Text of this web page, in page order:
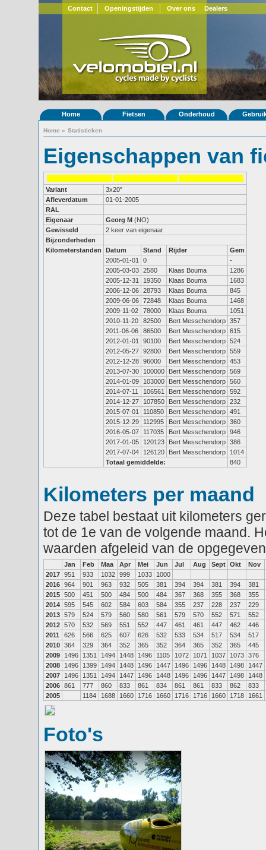
Contact Openingstijden Over ons Dealers
Home Fietsen Onderhoud
Home » Statistieken
Eigenschappen van
Variant
3x20"
Afleverdatum
01-01-2005
RAL
Eigenaar
Georg M (NO)
Gewisseld
2 keer van eigenaar
Bijzonderheden
Kilometerstanden
Datum Stand Rijder
Gem
2005-01-01
0
-
2005-03-03 2580 Klaas Bouma
1286
2005-12-31
19350 Klaas Bouma
1683
2006-12-06 28793 Klaas Bouma
845
2009-06-06 72848 Klaas Bouma
1468
2009-11-02
78000 Klaas Bouma
1051
2010-11-20
82500 Bert Messchendorp 357
2011-06-06
86500 Bert Messchendorp 615
2012-01-01
90100 Bert Messchendorp 524
2012-05-27 92800 Bert Messchendorp 559
2012-12-28 96000 Bert Messchendorp 453
2013-07-30
100000 Bert Messchendorp 569
2014-01-09
103000 Bert Messchendorp 560
2014-07-11
106561 Bert Messchendorp 592
2014-12-27
107850 Bert Messchendorp 232
2015-07-01
110850 Bert Messchendorp 491
2015-12-29
112995 Bert Messchendorp 360
2016-05-07
117035 Bert Messchendorp 946
2017-01-05
120123 Bert Messchendorp 386
2017-07-04
126120 Bert Messchendorp
1014
Totaal gemiddelde:
840
Kilometers per maand
Deze tabel bestaat uit kilometers
tot de 1e van de volgende maand.
waarden afgeleid van de
Jan Feb Maa Apr Mei Jun Jul Aug Sept Okt
Nov
2017 951 933 1032 999 1033
1000
2016 964 901 963 932 505 381 394 394 381 394
381
2015 500 451 500 484 500 484 367 368 355 368
355
2014 595 545 602 584 603 584 355 237 228 237
229
2013 579 524 579 560 580 561 579 570 552 571
552
2012 570 532 569 551 552 447 461 461 447 462
446
2011
626 566 625 607 626 532 533 534 517 534
517
2010 364 329 364 352 365 352 364 365 352 365
445
2009
1496 1351 1494 1448 1496 1105 1072 1071 1037 1073 376
2008
1496 1399 1494 1448 1496 1447 1496 1496 1448 1498
1447
2007
1496 1351 1494 1447 1496 1448 1496 1496 1447 1498
1448
2006 861 777 860 833 861 834 861 861 833 862
833
2005
1184 1688 1660 1716 1660 1716 1716 1660 1718 1661
Foto's